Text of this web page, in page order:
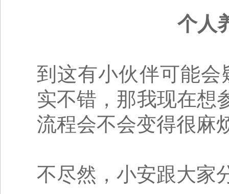
个人
到这有小伙伴可能会
实不错，那我现在想
流程会不会变
不尽然，小安跟大家